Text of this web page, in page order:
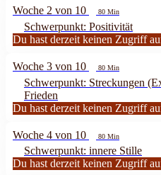
Woche 2 von 10 80 Min
Schwerpunkt: Positivität
Du hast derzeit keinen Zugriff
Woche 3 von 10 80 Min
Schwerpunkt: Streckungen
Frieden
Du hast derzeit keinen Zugriff
Woche 4 von 10 80 Min
Schwerpunkt: innere Stille
Du hast derzeit keinen Zugriff